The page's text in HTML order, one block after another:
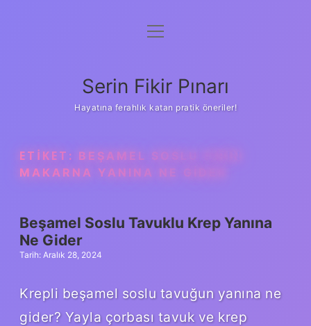
Gizlilik Politikası
Yasal Uyarı
menüyü
Serin Fikir Pınarı
Hayatına ferahlık katan pratik öneriler!
ETIKET: BEŞAMEL SOSLU FIRIN
MAKARNA YANINA NE GIDER
Beşamel Soslu Tavuklu Krep Yanına
Ne Gider
Tarih: Aralık 28, 2024
Krepli beşamel soslu tavuğun yanına ne
gider? Yayla çorbası tavuk ve krep